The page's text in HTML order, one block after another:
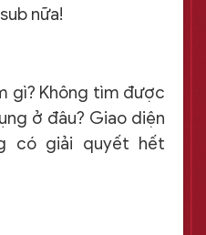
nữa!
gì? Không tìm được
ở đâu? Giao diện
có giải quyết hết